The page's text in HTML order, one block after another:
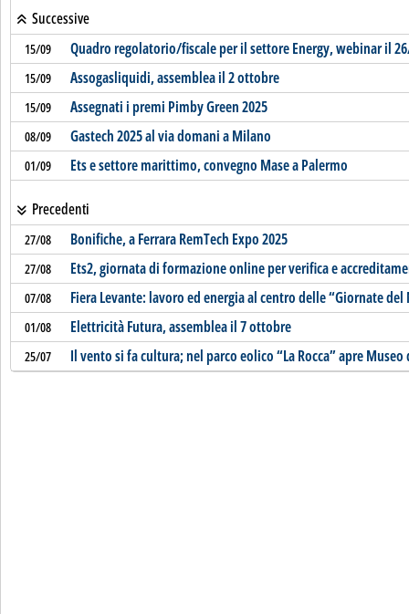
Successive
15/09 Quadro regolatorio/fiscale per il settore Energy, webinar il
15/09 Assogasliquidi, assemblea il 2 ottobre
15/09 Assegnati i premi Pimby Green 2025
08/09 Gastech 2025 al via domani a Milano
01/09 Ets e settore marittimo, convegno Mase a Palermo
Precedenti
27/08 Bonifiche, a Ferrara RemTech Expo 2025
27/08 Ets2, giornata di formazione online per verifica e
07/08 Fiera Levante: lavoro ed energia al centro delle “Giornate
01/08 Elettricità Futura, assemblea il 7 ottobre
25/07 Il vento si fa cultura; nel parco eolico “La Rocca” apre Museo